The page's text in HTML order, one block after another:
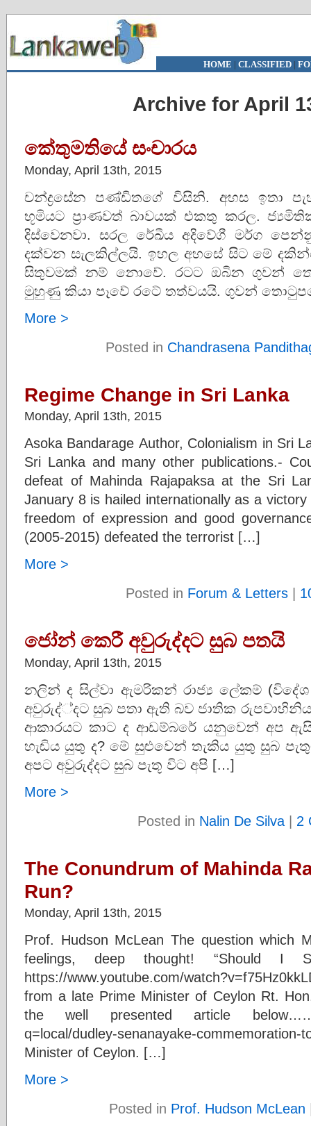
HOME | CLASSIFIED|
Archive for April
කේතුමතියේ සංචාරය
Monday, April 13th, 2015
චන්ද්‍රසේන පණ්ඩිතගේ විසිනි. අහස ඉතා
භූමියට ප්‍රාණවත් බාවයක් එකතු කරල.
දිස්වෙනවා. සරල රේඛීය අදිවේගී මර්ග
දක්වන සැලකිල්ලයි. ඉහල අහසේ සිට මේ
සිතුවමක් නම් නොවේ. රටට ඔබින ගුවන්
මුහුණු කියා පෑවේ රටේ තත්වයයි. ගුවන්
More >
Posted in Chandrasena
Regime Change in Sri Lanka
Monday, April 13th, 2015
Asoka Bandarage Author, Colonialism in Sri
Sri Lanka and many other publications.-
defeat of Mahinda Rajapaksa at the Sri
January 8 is hailed internationally as a
freedom of expression and good
(2005-2015) defeated the terrorist […]
More >
Posted in Forum & Letters |
ජෝන් කෙරී අවුරුද්දට සුබ පතයි
Monday, April 13th, 2015
නලින් ද සිල්වා ඇමරිකන් රාජ්‍ය ලේකම්
අවුරුද්්දට සුබ පතා ඇති බව ජාතික
ආකාරයට කාට ද ආඩම්බරේ යනුවෙන් අප
හැඬිය යුතු ද? මේ සුළුවෙන් තැකිය යුතු සුබ
අපට අවුරුද්දට සුබ පැතූ විට අපි […]
More >
Posted in Nalin De Silva| 2
The Conundrum of Mahinda
Run?
Monday, April 13th, 2015
Prof. Hudson McLean The question which
feelings, deep thought! “Should I
https://www.youtube.com/
from a late Prime Minister of Ceylon Rt.
the well presented article below……..
q=local/dudley-senanayake-
Minister of Ceylon. […]
More >
Posted in Prof. Hudson McLean